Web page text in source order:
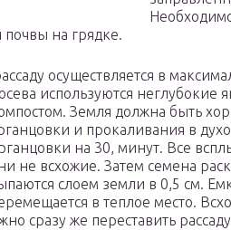
почвы на грядке.
осуществляется в
используются
Земля должна быть
и прокаливания в
на 30, минут. Все
не всхожие. Затем семена
слоем земли в 0,5 см.
в теплое место.
сразу же переставить